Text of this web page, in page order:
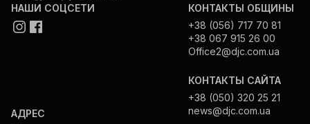
НАШИ СОЦСЕТИ
АДРЕС
КОНТАКТЫ ОБЩИНЫ
+38 (056) 717 70 81
+38 067 915 26 00
Office2@djc.com.ua
КОНТАКТЫ САЙТА
+38 (050) 320 25 21
news@djc.com.ua